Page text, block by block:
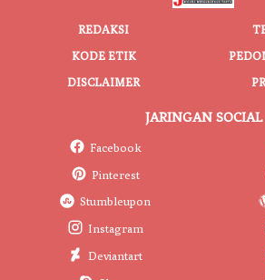
REDAKSI
KODE ETIK
DISCLAIMER
JARINGAN SOCIAL
Facebook
Pinterest
Stumbleupon
Instagram
Deviantart